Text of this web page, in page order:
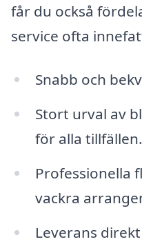
får du också
service ofta
Snabb och
Stort urval av
för alla tillfällen.
Professionella
vackra
Leverans